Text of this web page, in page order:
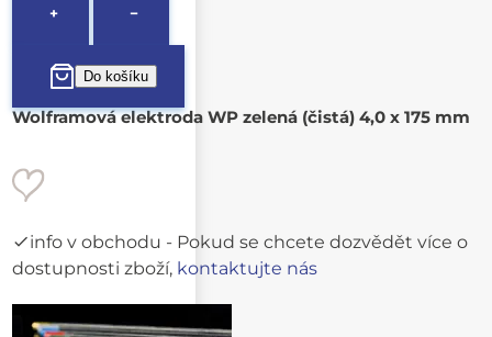
+ −
Wolframová elektroda WP zelená (čistá) 4,0 x 175 mm
info v obchodu - Pokud se chcete dozvědět více o
dostupnosti zboží, kontaktujte nás